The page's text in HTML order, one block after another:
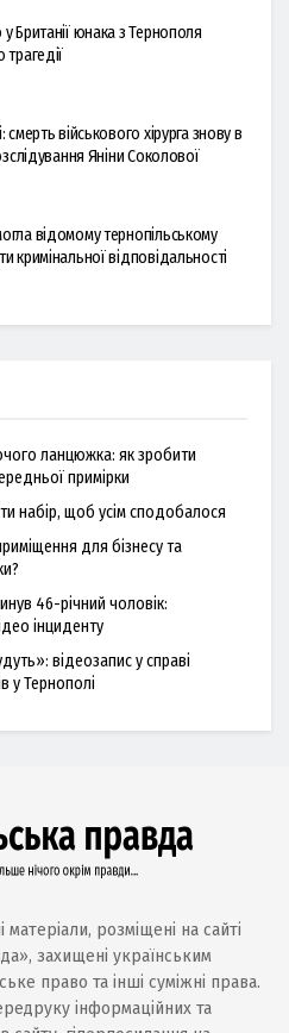
Британії юнака з Тернополя
військового хірурга знову в
Яніни Соколової
відомому тернопільському
кримінальної відповідальності
ланцюжка: як зробити
примірки
набір, щоб усім сподобалося
для бізнесу та
46-річний чоловік:
інциденту
відеозапис у справі
у Тернополі
матеріали, розміщені на сайті
захищені українським
право та інші суміжні права.
інформаційних та